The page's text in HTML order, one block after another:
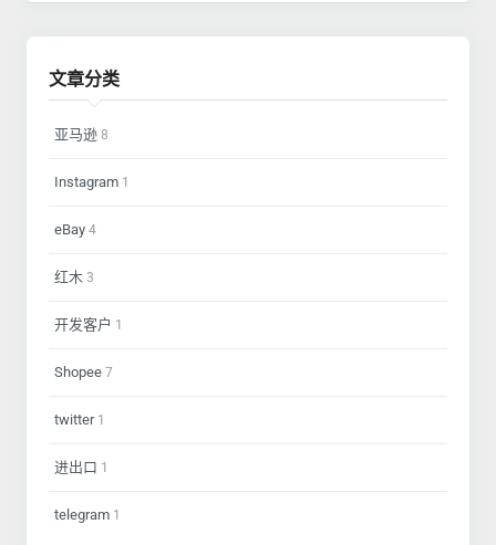
文章分类
亚马逊 8
Instagram 1
eBay 4
红木 3
开发客户 1
Shopee 7
twitter1
进出口 1
telegram 1